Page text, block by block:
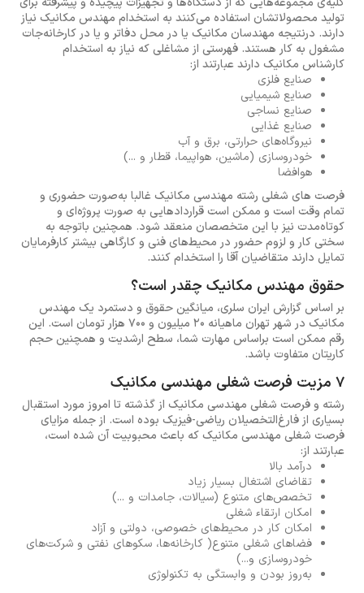
تولید محصولاتشان استفاده می‌کنند به استخدام مهندس مکانیک نیاز
دارند. درنتیجه مهندسان مکانیک یا در محل دفاتر و یا در کارخانه‌جات
مشغول به کار هستند. فهرستی از مشاغلی که نیاز به استخدام
کارشناس مکانیک دارند عبارتند از:
صنایع فلزی
صنایع شیمیایی
صنایع نساجی
صنایع غذایی
نیروگاه‌های حرارتی، برق و آب
خودروسازی (ماشین، هواپیما، قطار و ...)
هوافضا
فرصت های شغلی رشته مهندسی مکانیک غالبا به‌صورت حضوری و
تمام وقت است و ممکن است قراردادهایی به صورت پروژه‌ای و
کوتاه‌مدت نیز با این متخصصان منعقد شود. همچنین باتوجه به
سختی کار و لزوم حضور در محیط‌های فنی و کارگاهی بیشتر کارفرمایان
تمایل دارند متقاضیان آقا را استخدام کنند.
حقوق مهندس مکانیک چقدر است؟
بر اساس گزارش ایران سلری، میانگین حقوق و دستمرد یک مهندس
مکانیک در شهر تهران ماهیانه 20 میلیون و 700 هزار تومان است. این
رقم ممکن است براساس مهارت شما، سطح ارشدیت و همچنین حجم
کاریتان متفاوت باشد.
7 مزیت فرصت شغلی مهندسی مکانیک
رشته و فرصت شغلی مهندسی مکانیک از گذشته تا امروز مورد استقبال
بسیاری از فارغ‌التخصیلان ریاضی-فیزیک بوده است. از جمله مزایای
فرصت شغلی مهندسی مکانیک که باعث محبوبیت آن شده است،
عبارتند از:
درآمد بالا
تقاضای اشتغال بسیار زیاد
تخصص‌های متنوع (سیالات، جامدات و ...)
امکان ارتقاء شغلی
امکان کار در محیط‌های خصوصی، دولتی و آزاد
فضاهای شغلی متنوع( کارخانه‌ها، سکوهای نفتی و شرکت‌های
خودروسازی و...)
به‌روز بودن و وابستگی به تکنولوژی